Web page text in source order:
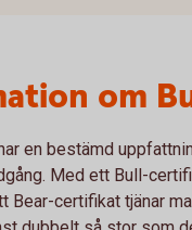
om
en bestämd
Med ett Bull-
Bear-certifikat tjänar